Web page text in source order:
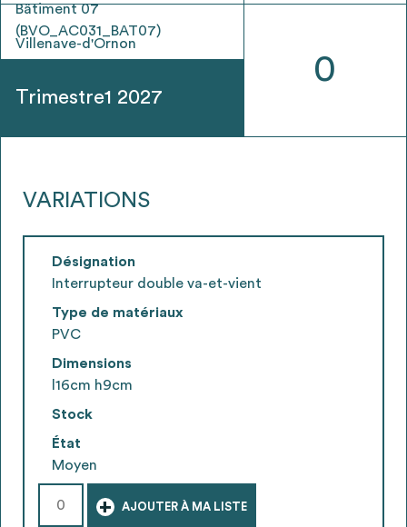
Bâtiment 07
(BVO_AC031_BAT07)
Villenave-d'Ornon
Trimestre1 2027
0
VARIATIONS
Désignation
Interrupteur double va-et-vient
Type de matériaux
PVC
Dimensions
l16cm h9cm
Stock
État
Moyen
+ AJOUTER À MA LISTE